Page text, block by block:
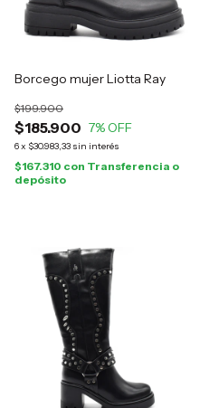
Borcego mujer Liotta Ray
$185.900
$199.900
7% OFF
6x $30.983,33 sin interés
$167.310 con Transferencia o
depósito